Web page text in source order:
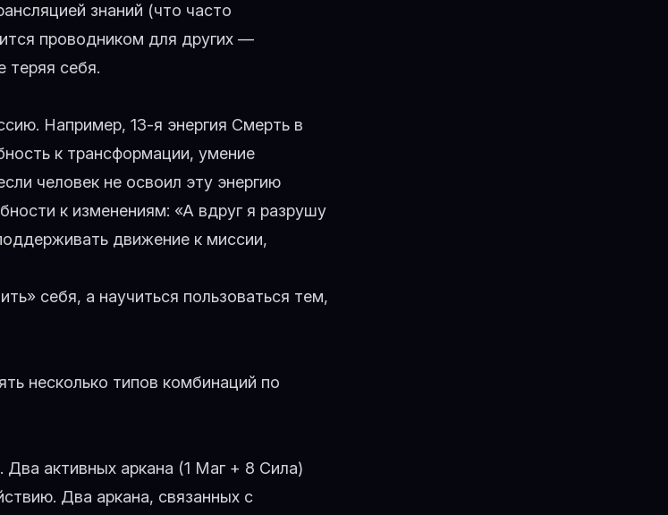
знаний (что часто
проводником для других —
теряя себя.
Например, 13-я энергия Смерть в
к трансформации, умение
человек не освоил эту энергию
к изменениям: «А вдруг я разрушу
движение к миссии,
себя, а научиться пользоваться тем,
несколько типов комбинаций по
активных аркана (1 Маг + 8 Сила)
Два аркана, связанных с